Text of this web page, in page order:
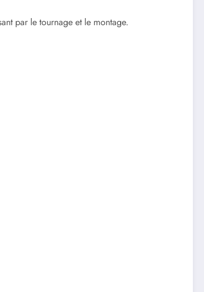
par le tournage et le montage.